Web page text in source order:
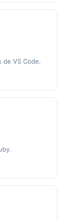
de VS Code.